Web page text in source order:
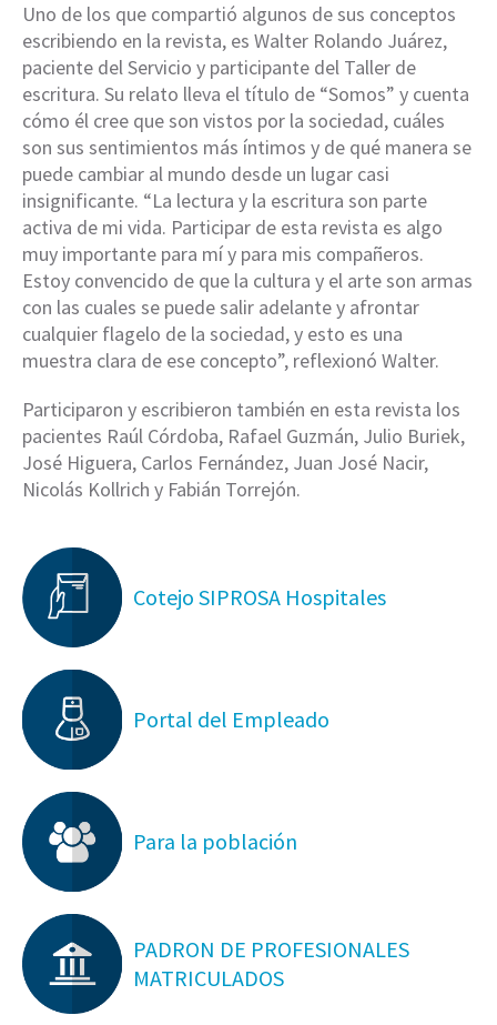
Uno de los que compartió algunos de sus conceptos
escribiendo en la revista, es Walter Rolando Juárez,
paciente del Servicio y participante del Taller de
escritura. Su relato lleva el título de “Somos” y cuenta
cómo él cree que son vistos por la sociedad, cuáles
son sus sentimientos más íntimos y de qué manera se
puede cambiar al mundo desde un lugar casi
insignificante. “La lectura y la escritura son parte
activa de mi vida. Participar de esta revista es algo
muy importante para mí y para mis compañeros.
Estoy convencido de que la cultura y el arte son armas
con las cuales se puede salir adelante y afrontar
cualquier flagelo de la sociedad, y esto es una
muestra clara de ese concepto”, reflexionó Walter.
Participaron y escribieron también en esta revista los
pacientes Raúl Córdoba, Rafael Guzmán, Julio Buriek,
José Higuera, Carlos Fernández, Juan José Nacir,
Nicolás Kollrich y Fabián Torrejón.
Cotejo SIPROSA Hospitales
Portal del Empleado
Para la población
PADRON DE PROFESIONALES
MATRICULADOS